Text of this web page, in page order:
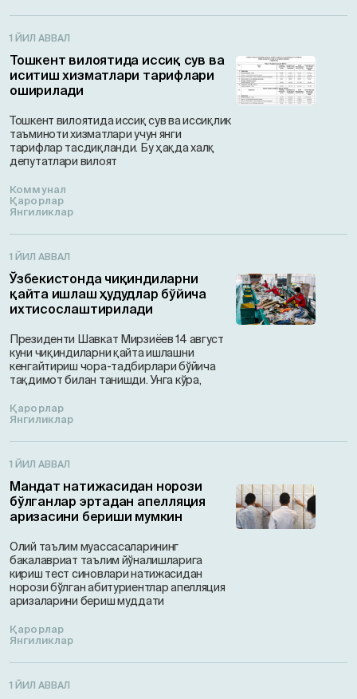
1 ЙИЛ АВВАЛ
Тошкент вилоятида иссиқ сув ва
иситиш хизматлари тарифлари
оширилади
Тошкент вилоятида иссиқ сув ва иссиқлик
таъминоти хизматлари учун янги
тарифлар тасдиқланди. Бу ҳақда халқ
депутатлари вилоят
Коммунал
Қарорлар
Янгиликлар
1 ЙИЛ АВВАЛ
Ўзбекистонда чиқиндиларни
қайта ишлаш ҳудудлар бўйича
ихтисослаштирилади
Президенти Шавкат Мирзиёев 14 август
куни чиқиндиларни қайта ишлашни
кенгайтириш чора-тадбирлари бўйича
тақдимот билан танишди. Унга кўра,
Қарорлар
Янгиликлар
1 ЙИЛ АВВАЛ
Мандат натижасидан норози
бўлганлар эртадан апелляция
аризасини бериши мумкин
Олий таълим муассасаларининг
бакалавриат таълим йўналишларига
кириш тест синовлари натижасидан
норози бўлган абитуриентлар апелляция
аризаларини бериш муддати
Қарорлар
Янгиликлар
1 ЙИЛ АВВАЛ